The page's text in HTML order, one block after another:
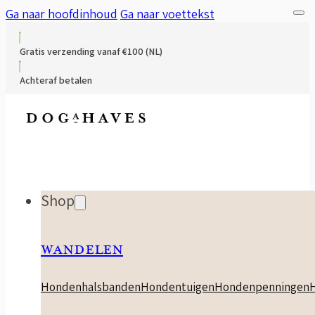
Ga naar hoofdinhoud Ga naar voettekst
Gratis verzending vanaf €100 (NL)
Achteraf betalen
Shop
WANDELEN
HondenhalsbandenHondentuigenHondenpenningen